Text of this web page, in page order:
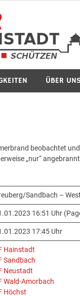
ÜBER UNS
beobachtet
„nur“
Sandbach –
16:51 Uhr
17:45 Uhr
Hainstadt
Sandbach
Neustadt
Wald-Amorbach
Höchst